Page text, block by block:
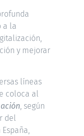
a la
y mejorar
líneas
coloca al
, según
del